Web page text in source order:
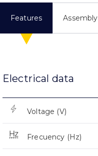
Features Assembly
Electrical data
Voltage (V)
Frecuency (Hz)